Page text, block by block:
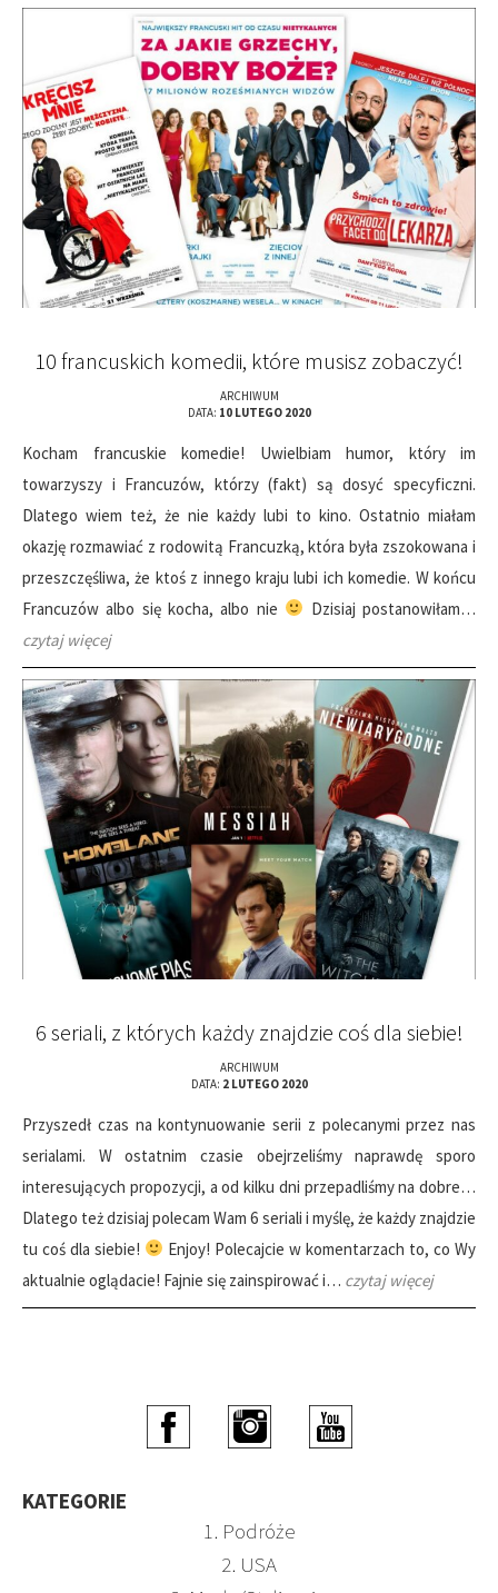
10 francuskich komedii, które musisz zobaczyć!
ARCHIWUM
DATA: 10 LUTEGO 2020
Kocham francuskie komedie! Uwielbiam humor, który im
towarzyszy i Francuzów, którzy (fakt) są dosyć specyficzni.
Dlatego wiem też, że nie każdy lubi to kino. Ostatnio miałam
okazję rozmawiać z rodowitą Francuzką, która była zszokowana i
przeszczęśliwa, że ktoś z innego kraju lubi ich komedie. W końcu
Francuzów albo się kocha, albo nie
Dzisiaj postanowiłam…
czytaj więcej
6 seriali, z których każdy znajdzie coś dla siebie!
ARCHIWUM
DATA: 2 LUTEGO 2020
Przyszedł czas na kontynuowanie serii z polecanymi przez nas
serialami. W ostatnim czasie obejrzeliśmy naprawdę sporo
interesujących propozycji, a od kilku dni przepadliśmy na dobre…
Dlatego też dzisiaj polecam Wam 6 seriali i myślę, że każdy znajdzie
tu coś dla siebie!
Enjoy! Polecajcie w komentarzach to, co Wy
aktualnie oglądacie! Fajnie się zainspirować i… czytaj więcej
KATEGORIE
1. Podróże
2. USA